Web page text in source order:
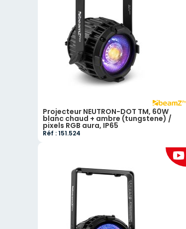
Projecteur NEUTRON-DOT TM, 60W
blanc chaud + ambre (tungstene) /
pixels RGB aura, IP65
Réf : 151.524